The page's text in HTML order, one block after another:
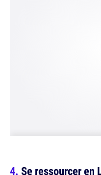
Se ressourcer en